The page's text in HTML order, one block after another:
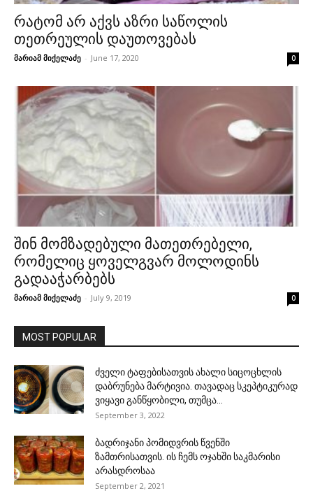
რატომ არ აქვს აზრი საწოლის
თეთრეულის დაუთოვებას
მარიამ მიქელაძე - June 17, 2020 0
შინ მომზადებული მათეთრებელი,
რომელიც ყოველგვარ მოლოდინს
გადააჭარბებს
მარიამ მიქელაძე - July 9, 2019 0
MOST POPULAR
ძველი ტაფებისათვის ახალი სიცოცხლის
დაბრუნება მარტივია. თავადაც სკეპტიკურად
ვიყავი განწყობილი, თუმცა...
September 3, 2022
ბადრიჯანი პომიდვრის წვენში
ზამთრისათვის. ის ჩემს ოჯახში საკმარისი
არასდროსაა
September 2, 2021